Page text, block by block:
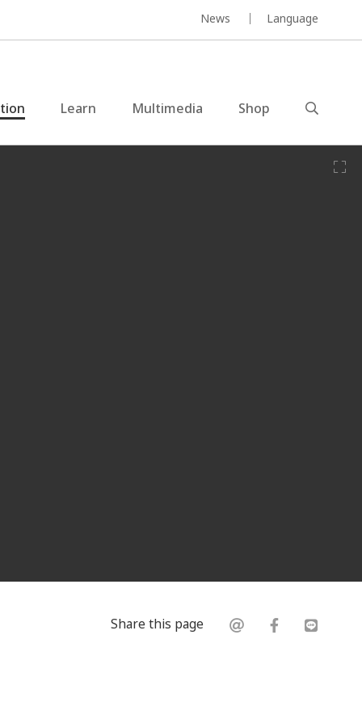
News Language
Learn Multimedia Shop
Share this page